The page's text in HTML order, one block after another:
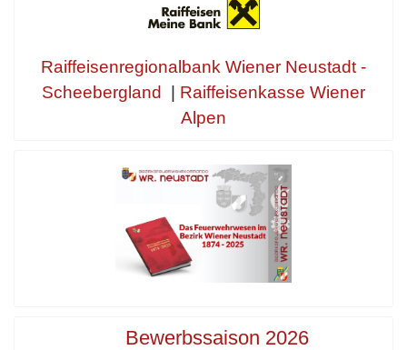
Raiffeisenregionalbank Wiener Neustadt -
Scheebergland
Raiffeisenkasse Wiener
Alpen
Bewerbssaison 2026